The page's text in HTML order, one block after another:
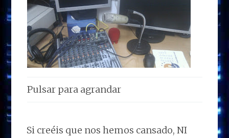
Pulsar para agrandar
Si creéis que nos hemos cansado, NI